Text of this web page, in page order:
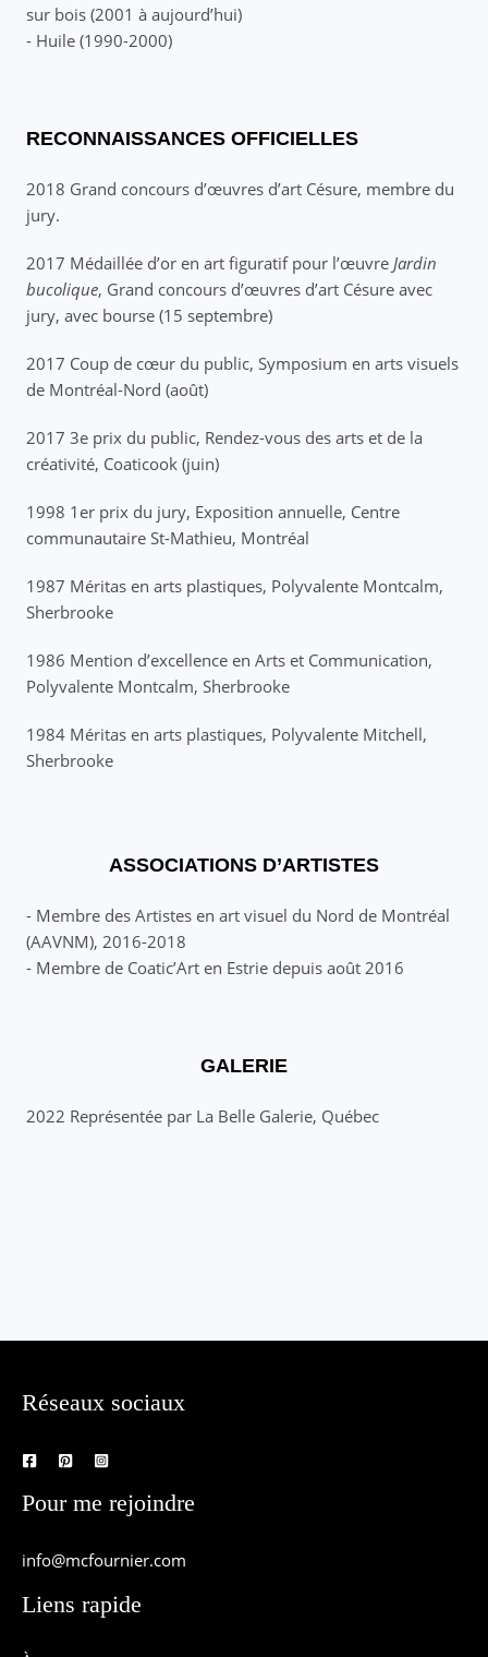
sur bois (2001 à aujourd’hui)
- Huile (1990-2000)
RECONNAISSANCES OFFICIELLES
2018 Grand concours d’œuvres d’art Césure, membre du
jury.
2017 Médaillée d’or en art figuratif pour l’œuvre Jardin
bucolique, Grand concours d’œuvres d’art Césure avec
jury, avec bourse (15 septembre)
2017 Coup de cœur du public, Symposium en arts visuels
de Montréal-Nord (août)
2017 3e prix du public, Rendez-vous des arts et de la
créativité, Coaticook (juin)
1998 1er prix du jury, Exposition annuelle, Centre
communautaire St-Mathieu, Montréal
1987 Méritas en arts plastiques, Polyvalente Montcalm,
Sherbrooke
1986 Mention d’excellence en Arts et Communication,
Polyvalente Montcalm, Sherbrooke
1984 Méritas en arts plastiques, Polyvalente Mitchell,
Sherbrooke
ASSOCIATIONS D’ARTISTES
- Membre des Artistes en art visuel du Nord de Montréal
(AAVNM), 2016-2018
- Membre de Coatic’Art en Estrie depuis août 2016
GALERIE
2022 Représentée par La Belle Galerie, Québec
Réseaux sociaux
Pour me rejoindre
info@mcfournier.com
Liens rapide